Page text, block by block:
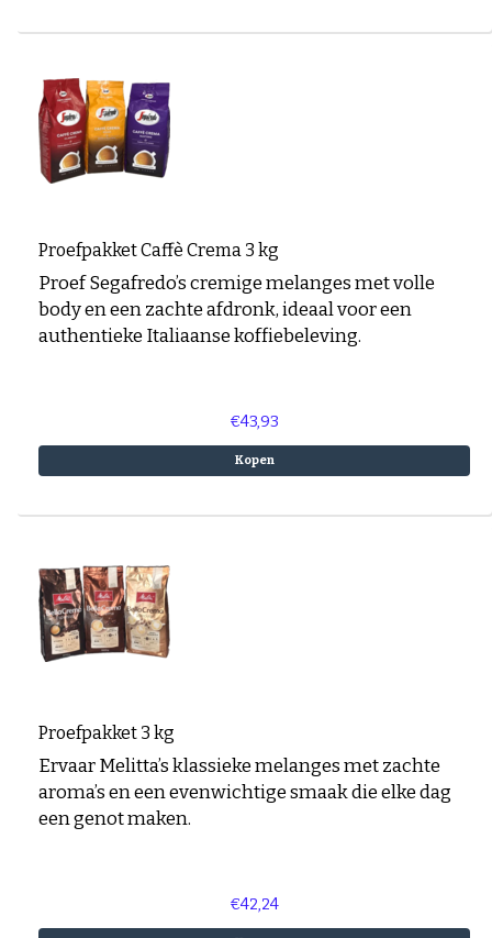
Proefpakket Caffè Crema 3 kg
Proef Segafredo’s cremige melanges met volle
body en een zachte afdronk, ideaal voor een
authentieke Italiaanse koffiebeleving.
€43,93
Kopen
Proefpakket 3 kg
Ervaar Melitta’s klassieke melanges met zachte
aroma’s en een evenwichtige smaak die elke dag
een genot maken.
€42,24